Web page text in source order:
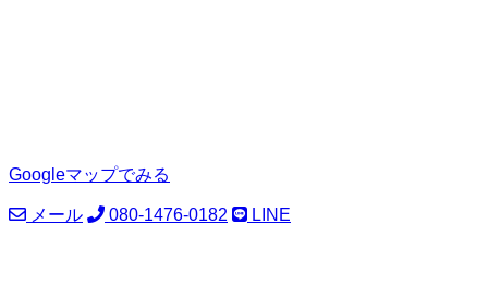
Googleマップでみる
メール 080-1476-0182 LINE